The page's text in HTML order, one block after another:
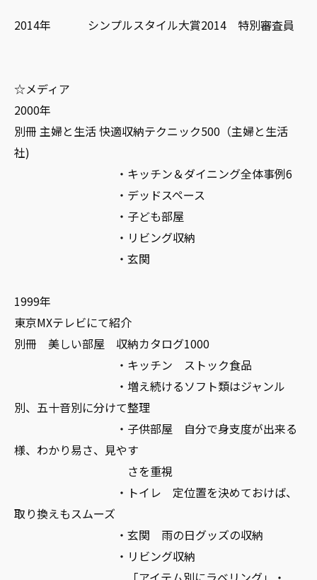
2014年 シンプルスタイル大賞2014 特別審査員
☆メディア
2000年
別冊 主婦と生活 快適収納テクニック500（主婦と生活
社)
・キッチン＆ダイニング全体事例6
・デッドスペース
・子ども部屋
・リビング収納
・玄関
1999年
東京MXテレビにて紹介
別冊 美しい部屋 収納カタログ1000
・キッチン ストック食品
・増え続けるソフト類はジャンル
別、五十音別に分けて整理
・子供部屋 自分で身支度が出来る
様、わかり易さ、見やす
さを重視
・トイレ 定位置を決めておけば、
取り換えもスムーズ
・玄関 雨の日グッズの収納
・リビング収納